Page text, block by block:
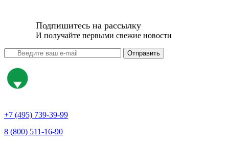
Подпишитесь на рассылку
И получайте первыми свежие новости
Отправить
+7 (495) 739-39-99
8 (800) 511-16-90